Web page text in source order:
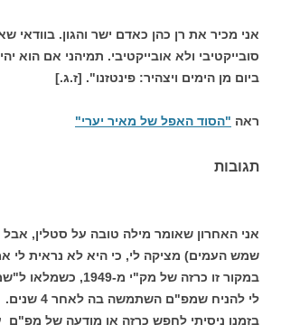
אני מכיר את רן כהן כאדם ישר והגון. בוודאי
סובייקטיבי ולא אובייקטיבי. תמיהני אם הוא
ביום מן הימים ויצהיר: פינטזנו". [ז.ג.]
ראה "הסוד האפל של מאיר יערי"
תגובות
אני האחרון שאומר מילה טובה על סטלין, אבל
שמש העמים) מציקה לי, כי היא לא נראית לי
לי להניח שמפ"ם השתמשה בה לאחר 4 שנים.
בזמנו ניסיתי לחפש כרזה או מודעה של מפ"ם